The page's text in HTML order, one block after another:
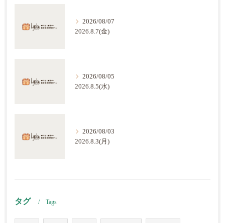
2026/08/07
2026.8.7(金)
2026/08/05
2026.8.5(水)
2026/08/03
2026.8.3(月)
タグ Tags